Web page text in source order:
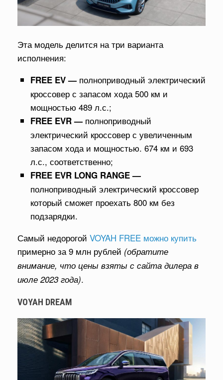
Эта модель делится на три варианта
исполнения:
FREE EV —полноприводный электрический
кроссовер с запасом хода 500 км и
мощностью 489 л.с.;
FREE EVR —полноприводный
электрический кроссовер с увеличенным
запасом хода и мощностью. 674 км и 693
л.с., соответственно;
FREE EVR LONG RANGE —
полноприводный электрический кроссовер
который сможет проехать 800 км без
подзарядки.
Самый недорогой VOYAH FREE можно купить
примерно за 9 млн рублей (обратите
внимание, что цены взяты с сайта дилера в
июле 2023 года).
VOYAH DREAM